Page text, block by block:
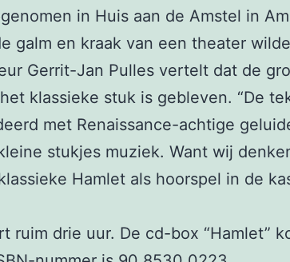
in Huis aan de Amstel in
galm en kraak van een theater
Gerrit-Jan Pulles vertelt dat de
klassieke stuk is gebleven. “De
met Renaissance-achtige
stukjes muziek. Want wij
Hamlet als hoorspel in de
ruim drie uur. De cd-box “Hamlet”